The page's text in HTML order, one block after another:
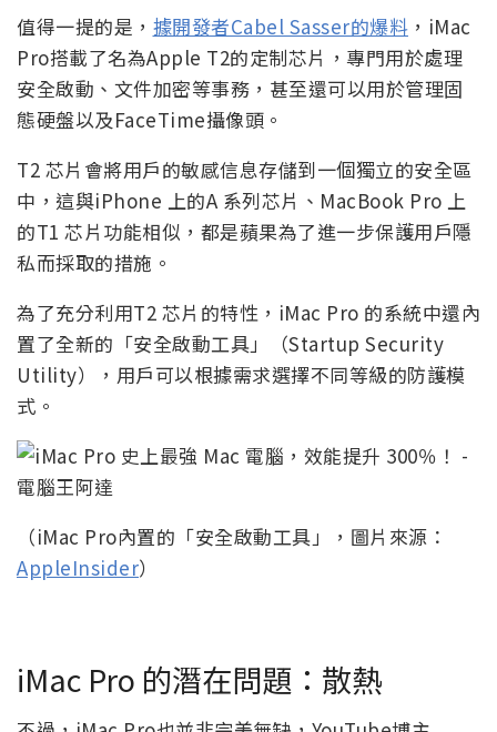
值得一提的是， 據開發者Cabel Sasser的爆料 ，iMac
Pro搭載了名為Apple T2的定制芯片，專門用於處理
安全啟動、文件加密等事務，甚至還可以用於管理固
態硬盤以及FaceTime攝像頭。
T2 芯片會將用戶的敏感信息存儲到一個獨立的安全區
中，這與iPhone 上的A 系列芯片、MacBook Pro 上
的T1 芯片功能相似，都是蘋果為了進一步保護用戶隱
私而採取的措施。
為了充分利用T2 芯片的特性，iMac Pro 的系統中還內
置了全新的「安全啟動工具」（Startup Security
Utility），用戶可以根據需求選擇不同等級的防護模
式。
（iMac Pro內置的「安全啟動工具」，圖片來源：
AppleInsider）
iMac Pro 的潛在問題：散熱